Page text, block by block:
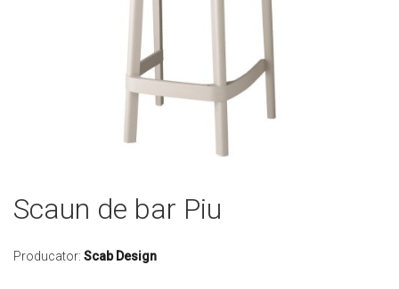
Scaun de bar Piu
Producator: Scab Design
Skip
to
beginning